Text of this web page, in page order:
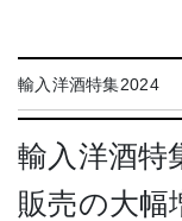
輸入洋酒特集2024
輸入洋酒
販売の大幅